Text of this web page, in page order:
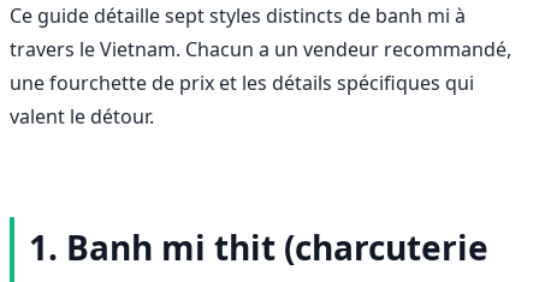
Ce guide détaille sept styles distincts de banh mi à
travers le Vietnam. Chacun a un vendeur recommandé,
une fourchette de prix et les détails spécifiques qui
valent le détour.
1. Banh mi thit (charcuterie